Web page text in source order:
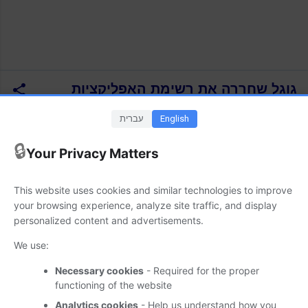
גוגל שחררה את רשימת האפליקציות
גוגל (Google) פרסמה את רשימת האפליקציות (Apps) והמשחקים
מיועדים כמובן לסביבת Android (אנדרואיד) וזמינים למשתמשים
באמצעות חנות היישומים Google Play.
| לחצ/י על הקישור כדי להצטרף.
פרסומי האתר ופרסומים נוספים במגוון נושאים מתפרסמים גם ב-
Suppware Whatsapp
🔒Your Privacy Matters
עברית English
This website uses cookies and similar technologies to improve
your browsing experience, analyze site traffic, and display
personalized content and advertisements.
We use:
Necessary cookies - Required for the proper
functioning of the website
Analytics cookies - Help us understand how you